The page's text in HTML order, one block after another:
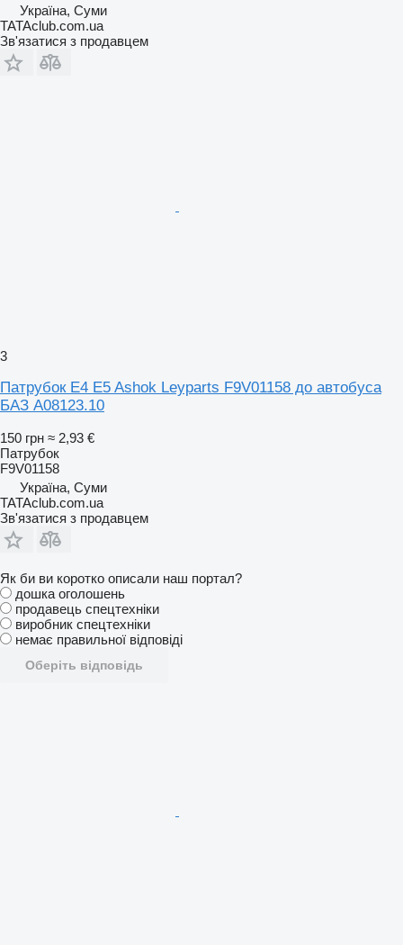
Україна, Суми
TATAclub.com.ua
Зв'язатися з продавцем
3
Патрубок E4 E5 Ashok Leyparts F9V01158 до автобуса
БАЗ А08123.10
150 грн ≈ 2,93 €
Патрубок
F9V01158
Україна, Суми
TATAclub.com.ua
Зв'язатися з продавцем
Як би ви коротко описали наш портал?
дошка оголошень
продавець спецтехніки
виробник спецтехніки
немає правильної відповіді
Оберіть відповідь